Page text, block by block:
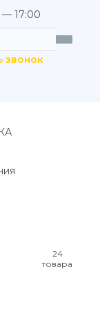
17:00
звонок
24
товара